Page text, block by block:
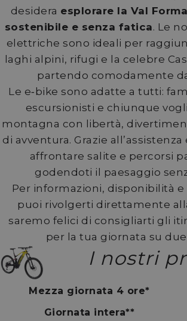
desidera esplorare la Val
sostenibile e senza fatica. Le
elettriche sono ideali per
laghi alpini, rifugi e la celebre
partendo comodamente
Le e‑bike sono adatte a tutti:
escursionisti e chiunque
montagna con libertà,
di avventura. Grazie
affrontare salite e percorsi
godendoti il paesaggio
Per informazioni, disponibilità
puoi rivolgerti direttamente
saremo felici di consigliarti gli
per la tua giornata su
I nostri
Mezza giornata 4 ore*
Giornata intera**